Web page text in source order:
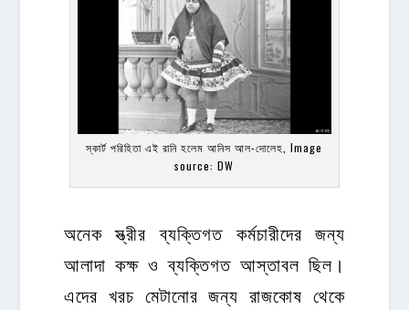
স্কার্ট পরিহিতা এই রানি হলেম আনিস আল-দোলেহ, Image
source: DW
অনেক স্ত্রীর ব্যক্তিগত কর্মচারীদের জন্য
আলাদা কক্ষ ও ব্যক্তিগত আস্তাবল ছিল।
এদের খরচ মেটানোর জন্য রাজকোষ থেকে